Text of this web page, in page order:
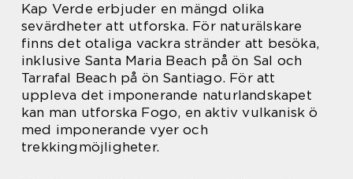
Kap Verde erbjuder en mängd olika
sevärdheter att utforska. För naturälskare
finns det otaliga vackra stränder att besöka,
inklusive Santa Maria Beach på ön Sal och
Tarrafal Beach på ön Santiago. För att
uppleva det imponerande naturlandskapet
kan man utforska Fogo, en aktiv vulkanisk ö
med imponerande vyer och
trekkingmöjligheter.